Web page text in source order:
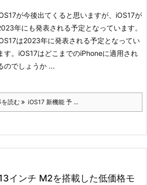
が今後出てくると思いますが、iOS17が
年にも発表される予定となっています。
は2023年に発表される予定となってい
す。 iOS17はどこまでのiPhoneに適用され
のでしょうか ...
を読む iOS17 新機能 予 ...
インチ M2を搭載した低価格モ